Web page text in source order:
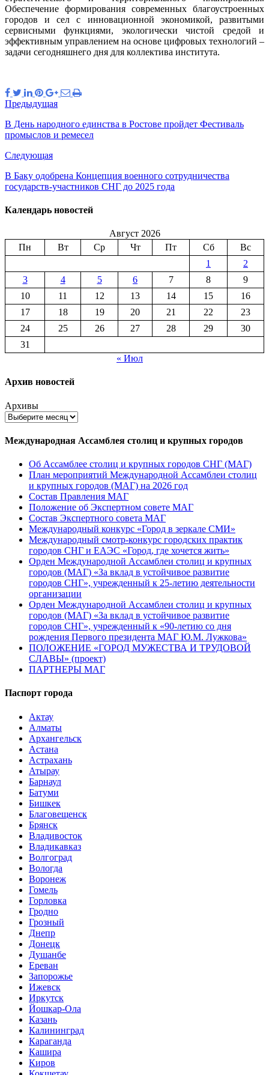
Обеспечение формирования современных благоустроенных
городов и сел с инновационной экономикой, развитыми
сервисными функциями, экологически чистой средой и
эффективным управлением на основе цифровых технологий –
задачи сегодняшнего дня для коллектива института.
Предыдущая
В День народного единства в Ростове пройдет Фестиваль
промыслов и ремесел
Следующая
В Баку одобрена Концепция военного сотрудничества
государств-участников СНГ до 2025 года
Календарь новостей
Август 2026
Пн
Вт Ср Чт Пт Сб
Вс
1
2
3
4 5 6 7 8
9
10
11 12 13 14 15
16
17
18 19 20 21 22
23
24
25 26 27 28 29
30
31
« Июл
Архив новостей
Архивы
Международная Ассамблея столиц и крупных городов
Об Ассамблее столиц и крупных городов СНГ (МАГ)
План мероприятий Международной Ассамблеи столиц
и крупных городов (МАГ) на 2026 год
Состав Правления МАГ
Положение об Экспертном совете МАГ
Состав Экспертного совета МАГ
Международный конкурс «Город в зеркале СМИ»
Международный смотр-конкурс городских практик
городов СНГ и ЕАЭС «Город, где хочется жить»
Орден Международной Ассамблеи столиц и крупных
городов (МАГ) «За вклад в устойчивое развитие
городов СНГ», учрежденный к 25-летию деятельности
организации
Орден Международной Ассамблеи столиц и крупных
городов (МАГ) «За вклад в устойчивое развитие
городов СНГ», учрежденный к «90-летию со дня
рождения Первого президента МАГ Ю.М. Лужкова»
ПОЛОЖЕНИЕ «ГОРОД МУЖЕСТВА И ТРУДОВОЙ
СЛАВЫ» (проект)
ПАРТНЕРЫ МАГ
Паспорт города
Актау
Алматы
Архангельск
Астана
Астрахань
Атырау
Барнаул
Батуми
Бишкек
Благовещенск
Брянск
Владивосток
Владикавказ
Волгоград
Вологда
Воронеж
Гомель
Горловка
Гродно
Грозный
Днепр
Донецк
Душанбе
Ереван
Запорожье
Ижевск
Иркутск
Йошкар-Ола
Казань
Калининград
Караганда
Кашира
Киров